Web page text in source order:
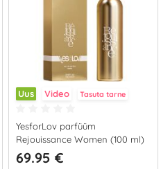
Uus Video Tasuta tarne
YesforLov parfüüm
Rejouissance Women (100 ml)
69.95 €